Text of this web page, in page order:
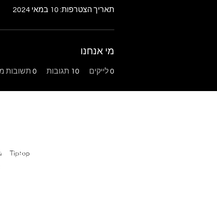
תאריך הצטרפות: 10 במאי 2024
מי אנחנו
0לייקים 10 תגובות 0 תשובות
Tiptop
בר מצווה